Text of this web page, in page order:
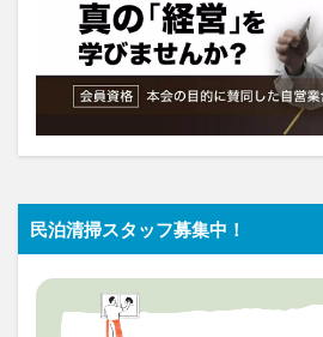
民泊清掃スタッフ募集中！